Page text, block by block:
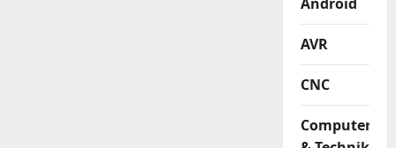
AVR
CNC
Computer